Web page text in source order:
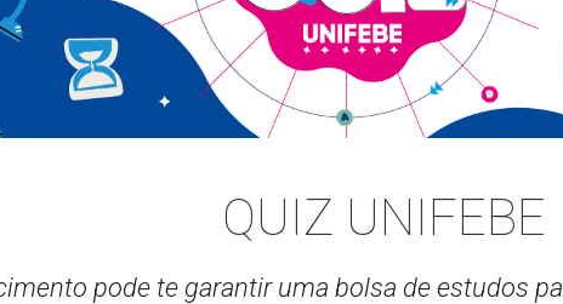
QUIZ UNIFEBE
pode te garantir uma bolsa de estudos